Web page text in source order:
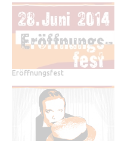
Eröffnungsfest